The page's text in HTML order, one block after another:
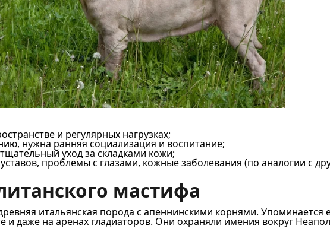
и регулярных нагрузках;
нужна ранняя социализация и воспитание;
уход за складками кожи;
проблемы с глазами, кожные заболевания (по аналогии с
мастифа
итальянская порода с апеннинскими корнями. Упоминается
даже на аренах гладиаторов. Они охраняли имения вокруг